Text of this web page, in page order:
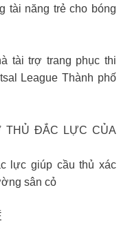
tài năng trẻ cho bóng
tài trợ trang phục thi
League Thành phố
THỦ ĐẮC LỰC CỦA
lực giúp cầu thủ xác
sân cỏ